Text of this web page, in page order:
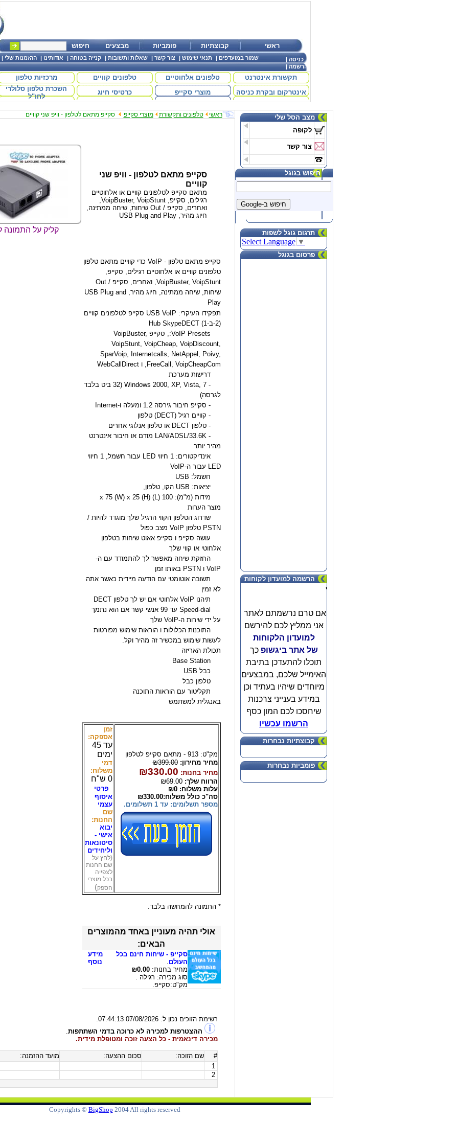
חיפוש מבצעים פומביות קבוצתיות ראשי
שמור במועדפים | תנאי שימוש | צור קשר | שאלות ותשובות | קנייה בטוחה | אודותינו | ההזמנות שלי | כניסה |
הרשמה|
תקשורת אינטרנט טלפונים אלחוטיים טלפונים קוויים מרכזיות טלפון
אינטרקום ובקרת כניסה
מוצרי סקייפ כרטיסי חיוג
השכרת טלפון סלולרי
לחו"ל
ראשי טלפונים ותקשורת מוצרי סקייפ סקייפ מתאם לטלפון - וויפ שני קוויים
מצב הסל שלי
לקופה
צור קשר
חיפוש בגוגל
תרגום גוגל לשפות
Select Language ▼
פרסום בגוגל
הרשמה למועדון לקוחות
'
אם טרם נרשמתם לאתר
אני ממליץ לכם להירשם
למועדון הלקוחות
של אתר ביגשופכך
תוכלו להתעדכן בתיבת
האימייל שלכם, במבצעים
מיוחדים שיהיו בעתיד וכן
במידע בענייני צרכנות
שיחסכו לכם המון כסף
הרשמו עכשיו
קבוצתיות נבחרות
פומביות נבחרות
קליק על התמונה
סקייפ מתאם לטלפון - וויפ שני
קוויים
מתאם סקייפ לטלפונים קוויים או אלחוטיים
רגילים, סקייפ, VoipBuster, VoipStunt,
ואחרים, סקייפ / Out שיחות, שיחה ממתינה,
חיוג מהיר, USB Plug and Play
סקייפ מתאם טלפון - VoIP כדי קוויים מתאם טלפון
טלפונים קוויים או אלחוטיים רגילים, סקייפ,
VoipBuster, VoipStunt, ואחרים, סקייפ / Out
שיחות, שיחה ממתינה, חיוג מהיר, USB Plug and
Play
תפקידו העיקרי: USB VoIP סקייפ לטלפונים קוויים
(2-ב-1) Hub SkypeDECT
VoIP Presets:, סקייפ VoipBuster,
VoipStunt, VoipCheap, VoipDiscount,
SparVoip, Internetcalls, NetAppel, Poivy,
FreeCall, VoipCheapCom, ו WebCallDirect
דרישות מערכת
- Windows 2000, XP, Vista, 7 (32 ביט בלבד
לגרסה)
- סקייפ חיבור גירסה 1.2 ומעלה ו-Internet
- קוויים רגיל (DECT) טלפון
- טלפון DECT או טלפון אנלוגי אחרים
- LAN/ADSL/33.6K מודם או חיבור אינטרנט
מהיר יותר
אינדיקטורים: 1 חיווי LED עבור חשמל, 1 חיווי
LED עבור ה-VoIP
חשמל: USB
יציאות: USB הקו, טלפון,
מידות (מ"מ): 100 (L) x 75 (W) x 25 (H)
מוצר הערות
שדרוג הטלפון הקווי הרגיל שלך מוגדר להיות /
PSTN טלפון VoIP מצב כפול
עושה סקייפ ו סקייפ אאוט שיחות בטלפון
אלחוטי או קווי שלך
החזקת שיחה מאפשר לך להתמודד עם ה-
VoIP ו PSTN באותו זמן
תשובה אוטומטי עם הודעה מיידית כאשר אתה
לא זמין
תיהנו VoIP אלחוטי אם יש לך טלפון DECT
Speed​​-dial עד 99 אנשי קשר אם הוא נתמך
על ידי שירות ה-VoIP שלך
התוכנות הכלולות ו הוראות שימוש מפורטות
לעשות שימוש במכשיר זה מהיר וקל.
תכולת האריזה
Base Station
כבל USB
טלפון כבל
תקליטור עם הוראות התוכנה
באנגלית למשתמש
מק"ט: 913 - מתאם סקייפ לטלפון
מחיר מחירון:₪399.00
מחיר בחנות: ₪330.00
הרווח שלך:₪69.00
עלות משלוח: ₪0
סה"כ כולל משלוח:₪330.00
מספר תשלומים: עד 1 תשלומים.
זמן
אספקה:
עד 45
ימים
דמי
משלוח:
0 ש"ח
פרטי
איסוף
עצמי
שם
החנות:
יבוא
אישי -
סיטונאות
וליחידים
(לחץ על
שם החנות
לצפייה
בכל מוצרי
הספק)
* התמונה להמחשה בלבד.
אולי תהיה מעוניין באחד מהמוצרים
הבאים:
מידע
נוסף
סקייפ - שיחות חינם בכל
העולם.
מחיר בחנות:₪0.00
סוג מכירה: רגילה .
מק"ט:סקייפ.
רשימת הזוכים נכון ל:07/08/2026 07:44:13
.
ההצטרפות למכירה לא כרוכה בדמי השתתפות.
מכירה דינאמית - כל הצעה זוכה ומטופלת מידית.
מועד ההזמנה: סכום ההצעה: שם הזוכה:
#
1
2
Copyrights © BigShop 2004 All rights reserved